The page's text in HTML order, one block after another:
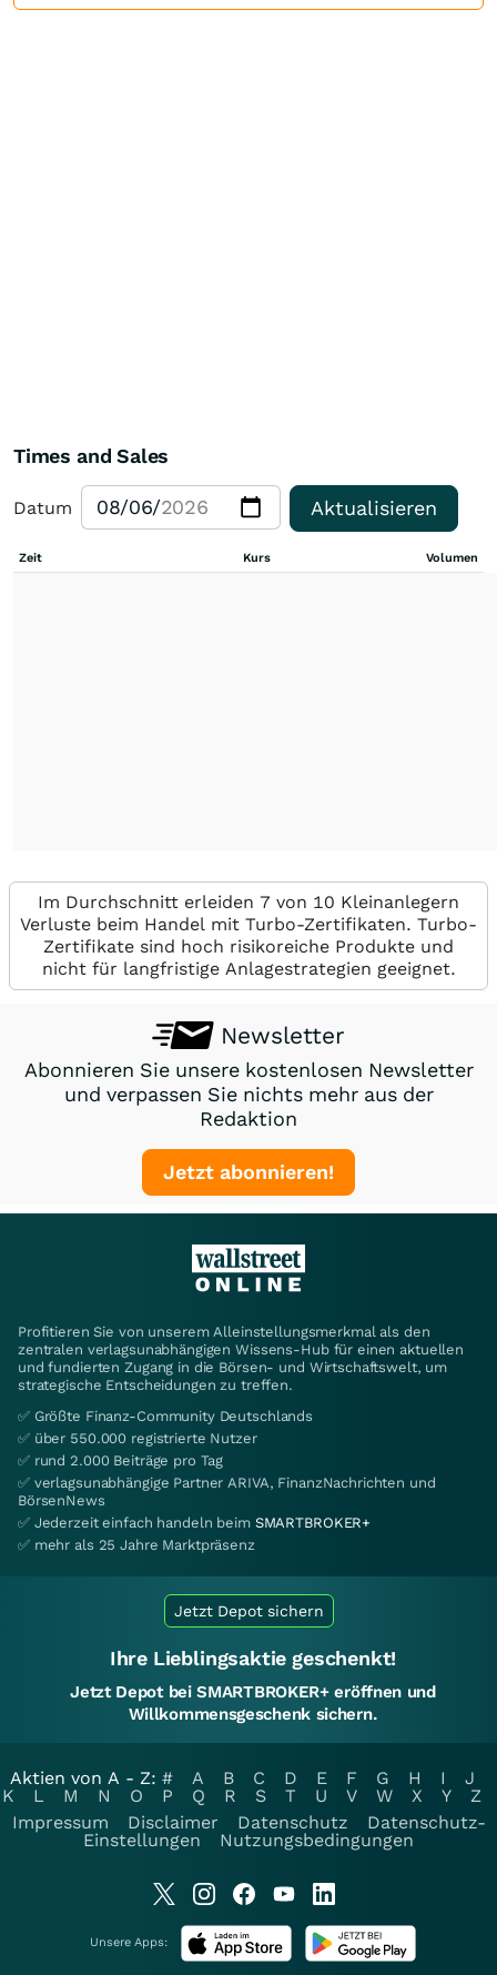
Times and Sales
Datum Aktualisieren
Zeit Kurs Volumen
Im Durchschnitt erleiden 7 von 10 Kleinanlegern
Verluste beim Handel mit Turbo-Zertifikaten. Turbo-
Zertifikate sind hoch risikoreiche Produkte und
nicht für langfristige Anlagestrategien geeignet.
Newsletter
Abonnieren Sie unsere kostenlosen Newsletter
und verpassen Sie nichts mehr aus der
Redaktion
Jetzt abonnieren!
Profitieren Sie von unserem Alleinstellungsmerkmal als den
zentralen verlagsunabhängigen Wissens-Hub für einen aktuellen
und fundierten Zugang in die Börsen- und Wirtschaftswelt, um
strategische Entscheidungen zu treffen.
✅ Größte Finanz-Community Deutschlands
✅ über 550.000 registrierte Nutzer
✅ rund 2.000 Beiträge pro Tag
✅ verlagsunabhängige Partner ARIVA, FinanzNachrichten und
BörsenNews
✅ Jederzeit einfach handeln beim SMARTBROKER+
✅ mehr als 25 Jahre Marktpräsenz
Jetzt Depot sichern
Ihre Lieblingsaktie geschenkt!
Jetzt Depot bei SMARTBROKER+ eröffnen und
Willkommensgeschenk sichern.
Aktien von A - Z: # A B C D E F G H I
J
K
L M N O P Q R S T U V W X Y
Z
Impressum
Disclaimer Datenschutz
Datenschutz-
Einstellungen
Nutzungsbedingungen
Unsere Apps: